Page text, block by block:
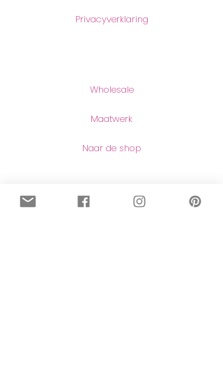
Privacyverklaring
Wholesale
Maatwerk
Naar de shop
Contact